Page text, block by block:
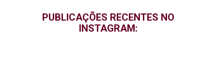
PUBLICAÇÕES RECENTES NO
INSTAGRAM: